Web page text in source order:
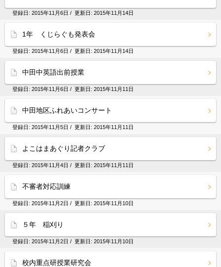
登録日: 2015年11月6日 / 更新日: 2015年11月14日
1年 くじらぐも発表会
登録日: 2015年11月6日 / 更新日: 2015年11月14日
中田中英語出前授業
登録日: 2015年11月6日 / 更新日: 2015年11月11日
中田地区ふれあいコンサート
登録日: 2015年11月5日 / 更新日: 2015年11月11日
よこはまあぐり記者クラブ
登録日: 2015年11月4日 / 更新日: 2015年11月11日
不審者対応訓練
登録日: 2015年11月2日 / 更新日: 2015年11月10日
５年 稲刈り
登録日: 2015年11月2日 / 更新日: 2015年11月10日
校内重点研授業研究会